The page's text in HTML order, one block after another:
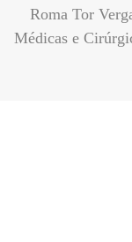
Roma Tor
Médicas e